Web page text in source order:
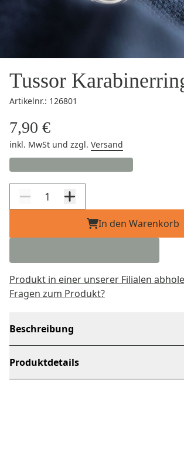
Tussor
Artikelnr.: 126801
7,90 €
inkl. MwSt und zzgl. Versand
In den Warenkorb
Produkt in einer unserer Filialen
Fragen zum Produkt?
Beschreibung
Produktdetails